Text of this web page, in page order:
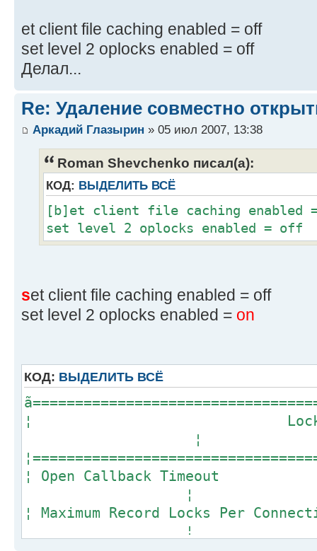
et client file caching enabled = off
set level 2 oplocks enabled = off
Делал...
Re: Удаление совместно
Аркадий Глазырин » 05 июл 2007, 13:38
Roman Shevchenko писал(а):
КОД: ВЫДЕЛИТЬ ВСЁ
[b]et client file caching enabled
set level 2 oplocks enabled = off
set client file caching enabled = off
set level 2 oplocks enabled = on
КОД: ВЫДЕЛИТЬ ВСЁ
¦ Locks
¦
¦ Open Callback
¦
¦ Maximum Record Locks
¦